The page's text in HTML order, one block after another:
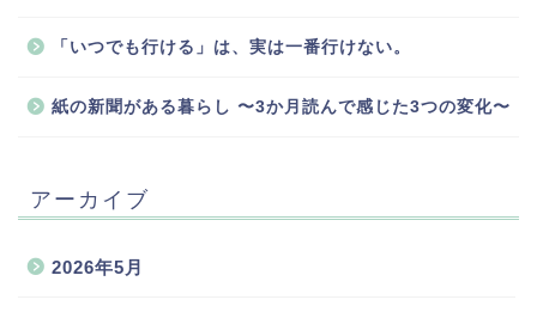
「いつでも行ける」は、実は一番行けない。
紙の新聞がある暮らし 〜3か月読んで感じた3つの変化〜
アーカイブ
2026年5月